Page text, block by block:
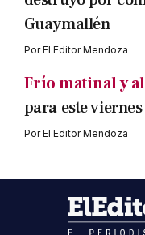
Guaymallén
PorEl Editor Mendoza
Frío matinal y
para este
PorEl Editor Mendoza